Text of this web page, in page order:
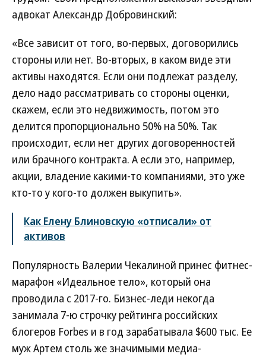
адвокат Александр Добровинский:
«Все зависит от того, во-первых, договорились
стороны или нет. Во-вторых, в каком виде эти
активы находятся. Если они подлежат разделу,
дело надо рассматривать со стороны оценки,
скажем, если это недвижимость, потом это
делится пропорционально 50% на 50%. Так
происходит, если нет других договоренностей
или брачного контракта. А если это, например,
акции, владение какими-то компаниями, это уже
кто-то у кого-то должен выкупить».
Как Елену Блиновскую «отписали» от
активов
Популярность Валерии Чекалиной принес фитнес-
марафон «Идеальное тело», который она
проводила с 2017-го. Бизнес-леди некогда
занимала 7-ю строчку рейтинга российских
блогеров Forbes и в год зарабатывала $600 тыс. Ее
муж Артем столь же значимыми медиа-